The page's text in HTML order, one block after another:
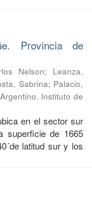
Provincia de
Nelson; Leanza,
Sabrina; Palacio,
Instituto de
en el sector sur
superficie de 1665
latitud sur y los